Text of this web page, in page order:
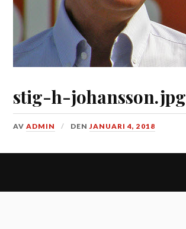
stig-h-johansson.jpg
AVADMIN DENJANUARI 4, 2018